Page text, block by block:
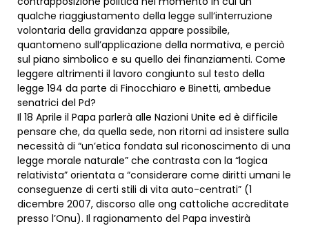
qualche riaggiustamento della legge sull’interruzione
volontaria della gravidanza appare possibile,
quantomeno sull’applicazione della normativa, e perciò
sul piano simbolico e su quello dei finanziamenti. Come
leggere altrimenti il lavoro congiunto sul testo della
legge 194 da parte di Finocchiaro e Binetti, ambedue
senatrici del Pd?
Il 18 Aprile il Papa parlerà alle Nazioni Unite ed è difficile
pensare che, da quella sede, non ritorni ad insistere sulla
necessità di “un’etica fondata sul riconoscimento di una
legge morale naturale” che contrasta con la “logica
relativista” orientata a “considerare come diritti umani le
conseguenze di certi stili di vita auto-centrati” (1
dicembre 2007, discorso alle ong cattoliche accreditate
presso l’Onu). Il ragionamento del Papa investirà